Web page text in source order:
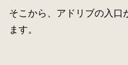
そこから、アドリブの入口
ます。